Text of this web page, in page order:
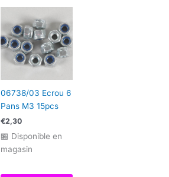
06738/03 Ecrou 6
Pans M3 15pcs
€2,30
🏪 Disponible en
magasin